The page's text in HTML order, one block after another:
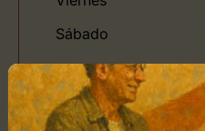
Sábado
Ubicación de